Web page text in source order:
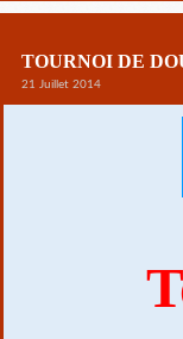
TOURNOI DE
21 Juillet 2014